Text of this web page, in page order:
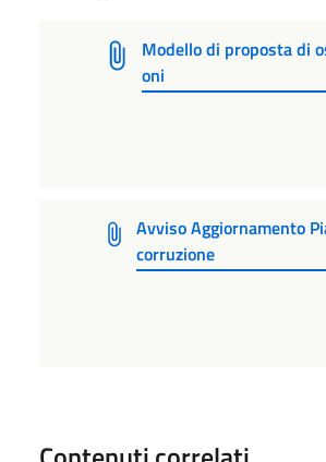
Modello di proposta di
oni
Avviso Aggiornamento
corruzione